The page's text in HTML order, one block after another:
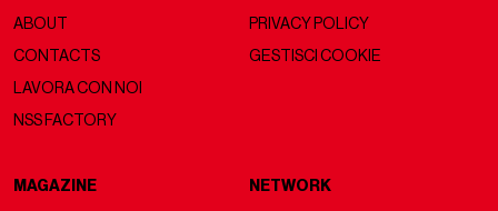
ABOUT
CONTACTS
LAVORA CON NOI
NSS FACTORY
PRIVACY POLICY
GESTISCI COOKIE
MAGAZINE NETWORK